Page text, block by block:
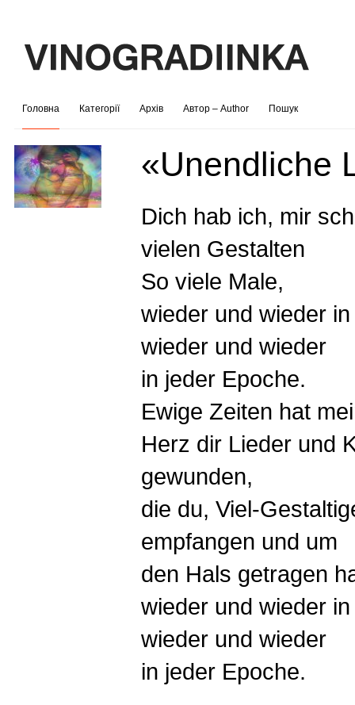
Головна Категорії Архів Автор – Author Пошук
«Unendliche
Dich hab ich, mir
vielen Gestalten
So viele Male,
wieder und wieder
wieder und wieder
in jeder Epoche.
Ewige Zeiten hat
Herz dir Lieder und
gewunden,
die du, Viel-
empfangen und um
den Hals getragen
wieder und wieder
wieder und wieder
in jeder Epoche.